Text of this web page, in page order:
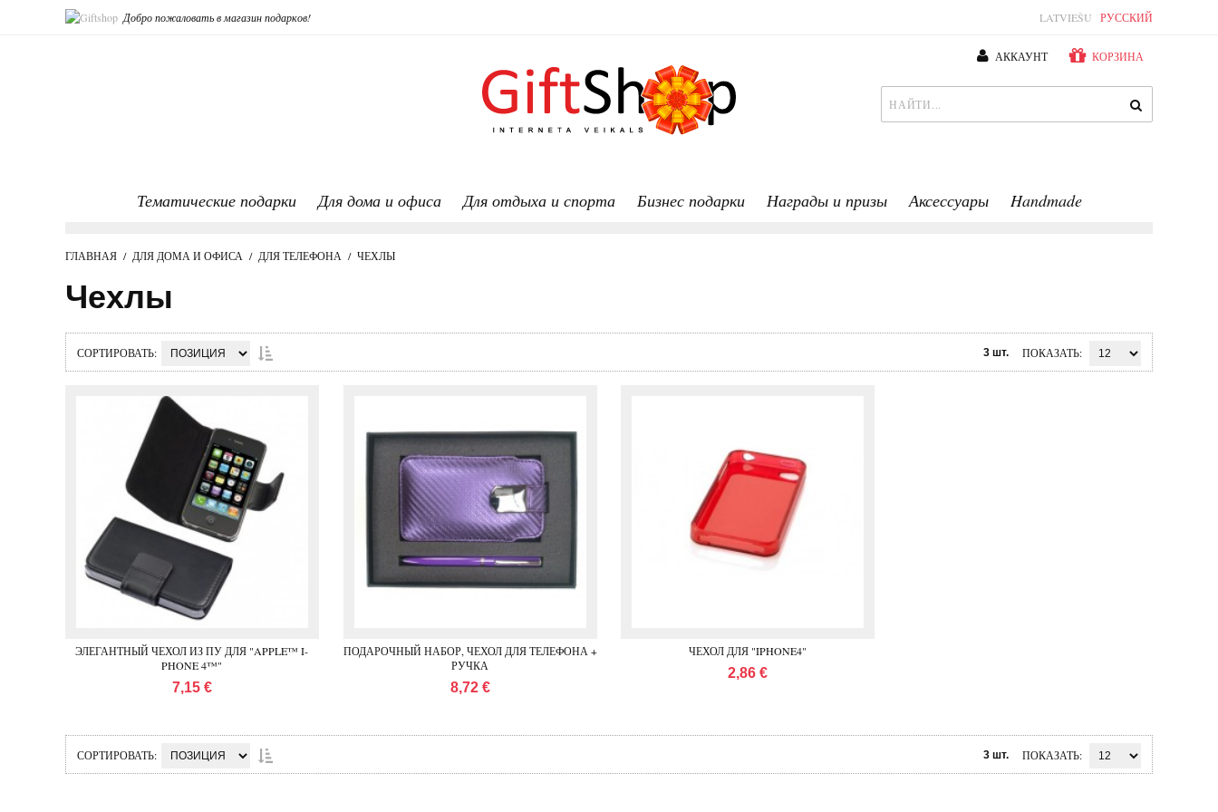
Добро пожаловать в магазин подарков! LATVIEŠU РУССКИЙ
АККАУНТ КОРЗИНА
Тематические подарки Для дома и офиса Для отдыха и спорта Бизнес подарки Награды и призы Аксессуары Handmade
ГЛАВНАЯ / ДЛЯ ДОМА И ОФИСА / ДЛЯ ТЕЛЕФОНА / ЧЕХЛЫ
Чехлы
СОРТИРОВАТЬ 3 шт. ПОКАЗАТЬ
ЭЛЕГАНТНЫЙ ЧЕХОЛ ИЗ ПУ ДЛЯ "APPLE™ I-
PHONE 4™"
7,15 €
ПОДАРОЧНЫЙ НАБОР, ЧЕХОЛ ДЛЯ ТЕЛЕФОНА +
РУЧКА
8,72 €
ЧЕХОЛ ДЛЯ "IPHONE4"
2,86 €
СОРТИРОВАТЬ 3 шт. ПОКАЗАТЬ